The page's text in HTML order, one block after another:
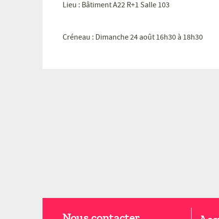
Lieu : Bâtiment A22 R+1 Salle 103
Créneau : Dimanche 24 août 16h30 à 18h30